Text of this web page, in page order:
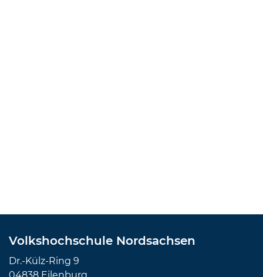
Volkshochschule Nordsachsen
Dr.-Külz-Ring 9